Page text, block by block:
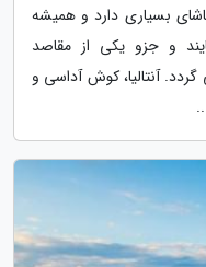
بسیاری دارد و همیشه
و جزو یکی از مقاصد
آنتالیا، کوش آداسی و